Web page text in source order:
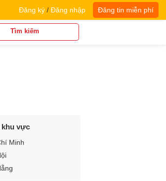
Đăng ký / Đăng nhập Đăng tin miễn phí
Tìm kiếm
khu vực
Minh